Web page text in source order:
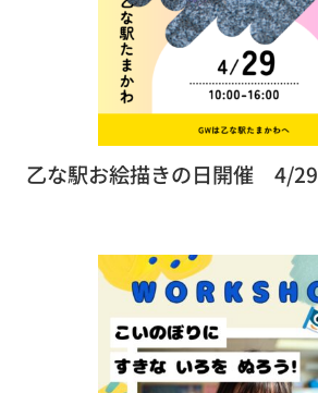
乙な駅お絵描きの日開催 4/29